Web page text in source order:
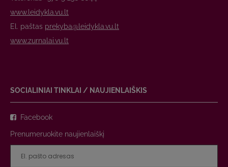
www.leidykla.vu.lt
El. paštas prekyba@leidykla.vu.lt
www.zurnalai.vu.lt
SOCIALINIAI TINKLAI / NAUJIENLAIŠKIS
Facebook
Prenumeruokite naujienlaiškį